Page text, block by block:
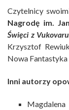
Czytelnicy
Nagrodę im.
Święci z Vukovaru
Krzysztof
Nowa
Inni autorzy